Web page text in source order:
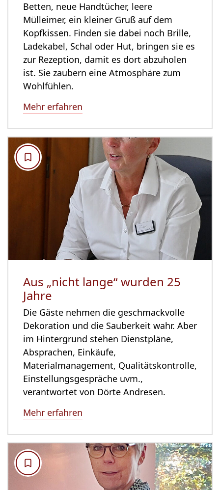
Betten, neue Handtücher, leere
Mülleimer, ein kleiner Gruß auf dem
Kopfkissen. Finden sie dabei noch Brille,
Ladekabel, Schal oder Hut, bringen sie es
zur Rezeption, damit es dort abzuholen
ist. Sie zaubern eine Atmosphäre zum
Wohlfühlen.
Mehr erfahren
Aus „nicht lange“ wurden 25
Jahre
Die Gäste nehmen die geschmackvolle
Dekoration und die Sauberkeit wahr. Aber
im Hintergrund stehen Dienstpläne,
Absprachen, Einkäufe,
Materialmanagement, Qualitätskontrolle,
Einstellungsgespräche uvm.,
verantwortet von Dörte Andresen.
Mehr erfahren